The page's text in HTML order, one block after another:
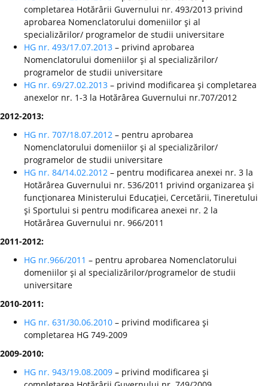
completarea Hotărârii Guvernului nr. 493/2013 privind
aprobarea Nomenclatorului domeniilor şi al
specializărilor/ programelor de studii universitare
HG nr. 493/17.07.2013 – privind aprobarea
Nomenclatorului domeniilor şi al specializărilor/
programelor de studii universitare
HG nr. 69/27.02.2013 – privind modificarea şi completarea
anexelor nr. 1-3 la Hotărârea Guvernului nr.707/2012
2012-2013:
HG nr. 707/18.07.2012 – pentru aprobarea
Nomenclatorului domeniilor şi al specializărilor/
programelor de studii universitare
HG nr. 84/14.02.2012 – pentru modificarea anexei nr. 3 la
Hotărârea Guvernului nr. 536/2011 privind organizarea şi
funcţionarea Ministerului Educaţiei, Cercetării, Tineretului
şi Sportului si pentru modificarea anexei nr. 2 la
Hotărârea Guvernului nr. 966/2011
2011-2012:
HG nr.966/2011 – pentru aprobarea Nomenclatorului
domeniilor şi al specializărilor/programelor de studii
universitare
2010-2011:
HG nr. 631/30.06.2010 – privind modificarea şi
completarea HG 749-2009
2009-2010:
HG nr. 943/19.08.2009 – privind modificarea şi